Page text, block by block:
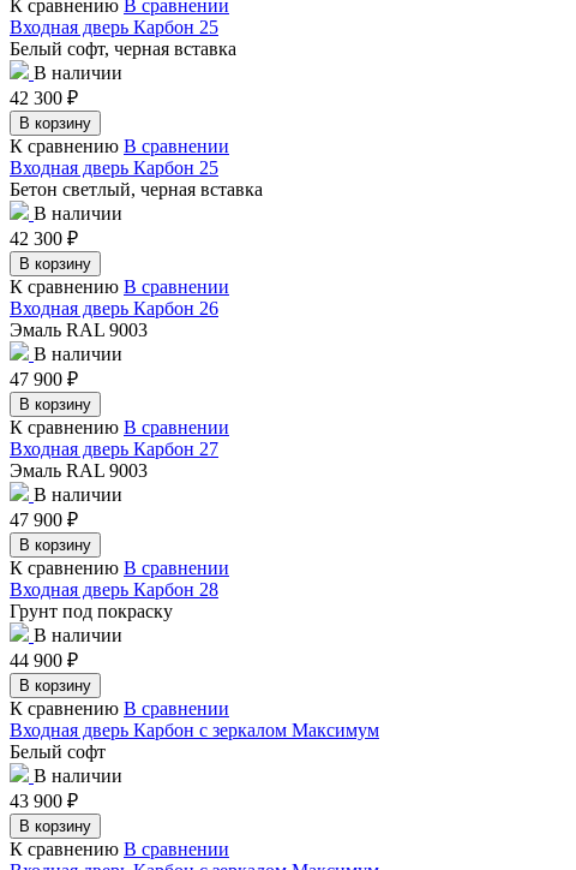
К сравнению В сравнении
Входная дверь Карбон 25
Белый софт, черная вставка
В наличии
42 300 ₽
В корзину
К сравнению В сравнении
Входная дверь Карбон 25
Бетон светлый, черная вставка
В наличии
42 300 ₽
В корзину
К сравнению В сравнении
Входная дверь Карбон 26
Эмаль RAL 9003
В наличии
47 900 ₽
В корзину
К сравнению В сравнении
Входная дверь Карбон 27
Эмаль RAL 9003
В наличии
47 900 ₽
В корзину
К сравнению В сравнении
Входная дверь Карбон 28
Грунт под покраску
В наличии
44 900 ₽
В корзину
К сравнению В сравнении
Входная дверь Карбон с зеркалом Максимум
Белый софт
В наличии
43 900 ₽
В корзину
К сравнению В сравнении